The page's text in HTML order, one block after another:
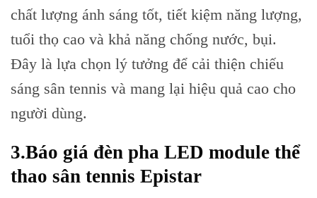
chất lượng ánh sáng tốt, tiết kiệm năng lượng,
tuổi thọ cao và khả năng chống nước, bụi.
Đây là lựa chọn lý tưởng để cải thiện chiếu
sáng sân tennis và mang lại hiệu quả cao cho
người dùng.
3.Báo giá đèn pha LED module thể
thao sân tennis Epistar